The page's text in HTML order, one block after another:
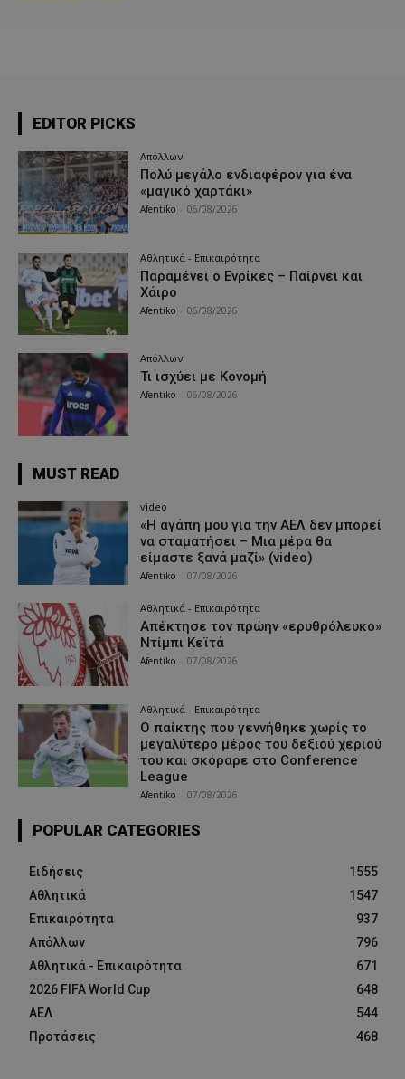
EDITOR PICKS
Απόλλων
Πολύ μεγάλο ενδιαφέρον για ένα
«μαγικό χαρτάκι»
Afentiko 06/08/2026
Αθλητικά - Επικαιρότητα
Παραμένει ο Ενρίκες – Παίρνει και
Χάιρο
Afentiko 06/08/2026
Απόλλων
Τι ισχύει με Κονομή
Afentiko 06/08/2026
MUST READ
video
«Η αγάπη μου για την ΑΕΛ δεν μπορεί
να σταματήσει – Μια μέρα θα
είμαστε ξανά μαζί» (video)
Afentiko 07/08/2026
Αθλητικά - Επικαιρότητα
Απέκτησε τον πρώην «ερυθρόλευκο»
Ντίμπι Κεϊτά
Afentiko 07/08/2026
Αθλητικά - Επικαιρότητα
Ο παίκτης που γεννήθηκε χωρίς το
μεγαλύτερο μέρος του δεξιού χεριού
του και σκόραρε στο Conference
League
Afentiko 07/08/2026
POPULAR CATEGORIES
Ειδήσεις
1555
Αθλητικά
1547
Επικαιρότητα
937
Απόλλων
796
Αθλητικά - Επικαιρότητα
671
2026 FIFA World Cup
648
ΑΕΛ
544
Προτάσεις
468